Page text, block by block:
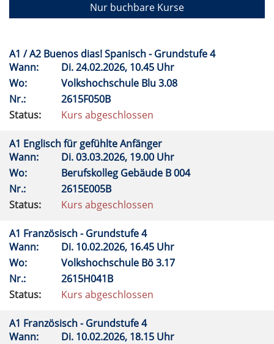
Nur buchbare Kurse
A1 / A2 Buenos dias! Spanisch - Grundstufe 4
Wann:
Di.24.02.2026, 10.45 Uhr
Wo:
Volkshochschule Blu 3.08
Nr.:
2615F050B
Status:
Kurs abgeschlossen
A1 Englisch für gefühlte Anfänger
Wann:
Di.03.03.2026, 19.00 Uhr
Wo:
Berufskolleg Gebäude B 004
Nr.:
2615E005B
Status:
Kurs abgeschlossen
A1 Französisch - Grundstufe 4
Wann:
Di. 10.02.2026, 16.45 Uhr
Wo:
Volkshochschule Bö 3.17
Nr.:
2615H041B
Status:
Kurs abgeschlossen
A1 Französisch - Grundstufe 4
Wann:
Di. 10.02.2026, 18.15 Uhr